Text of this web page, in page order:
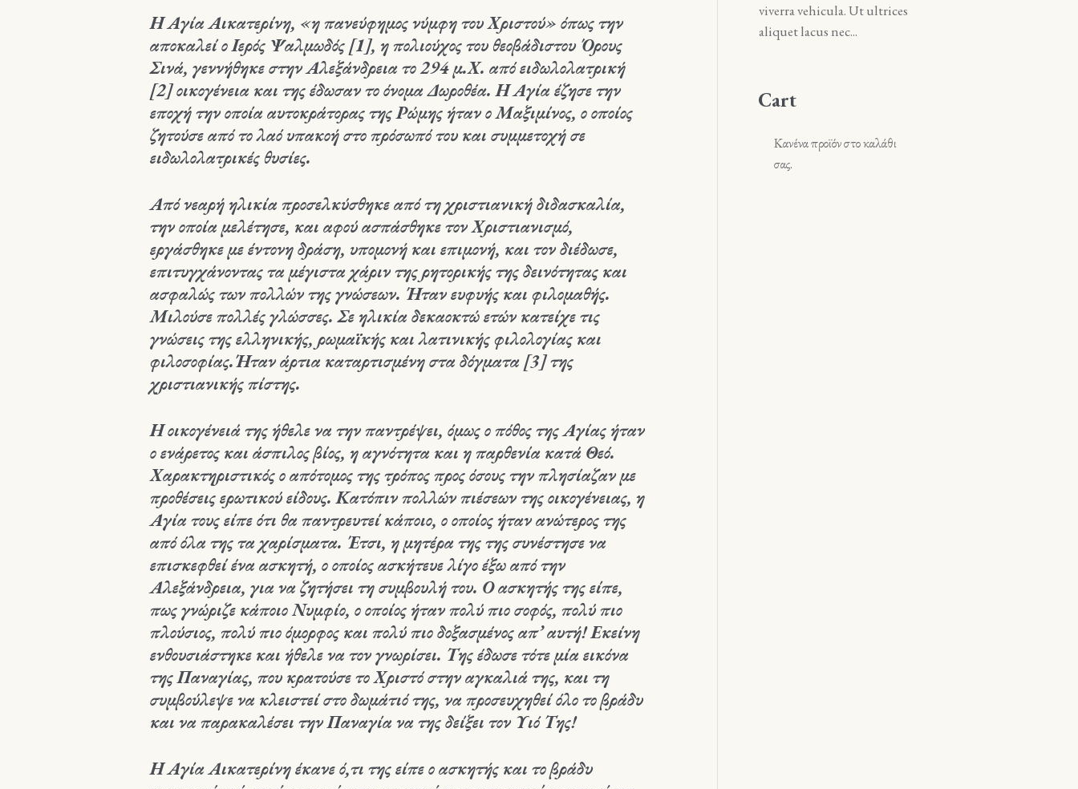
Η Αγία Αικατερίνη, «η πανεύφημος νύμφη του Χριστού» όπως την
αποκαλεί ο Ιερός Ψαλμωδός [1], η πολιούχος του θεοβάδιστου Όρους
Σινά, γεννήθηκε στην Αλεξάνδρεια το 294 μ.Χ. από ειδωλολατρική
[2] οικογένεια και της έδωσαν το όνομα Δωροθέα. Η Αγία έζησε την
εποχή την οποία αυτοκράτορας της Ρώμης ήταν ο Μαξιμίνος, ο οποίος
ζητούσε από το λαό υπακοή στο πρόσωπό του και συμμετοχή σε
ειδωλολατρικές θυσίες.
Από νεαρή ηλικία προσελκύσθηκε από τη χριστιανική διδασκαλία,
την οποία μελέτησε, και αφού ασπάσθηκε τον Χριστιανισμό,
εργάσθηκε με έντονη δράση, υπομονή και επιμονή, και τον διέδωσε,
επιτυγχάνοντας τα μέγιστα χάριν της ρητορικής της δεινότητας και
ασφαλώς των πολλών της γνώσεων. Ήταν ευφυής και φιλομαθής.
Μιλούσε πολλές γλώσσες. Σε ηλικία δεκαοκτώ ετών κατείχε τις
γνώσεις της ελληνικής, ρωμαϊκής και λατινικής φιλολογίας και
φιλοσοφίας.Ήταν άρτια καταρτισμένη στα δόγματα [3] της
χριστιανικής πίστης.
Η οικογένειά της ήθελε να την παντρέψει, όμως ο πόθος της Αγίας ήταν
ο ενάρετος και άσπιλος βίος, η αγνότητα και η παρθενία κατά Θεό.
Χαρακτηριστικός ο απότομος της τρόπος προς όσους την πλησίαζαν με
προθέσεις ερωτικού είδους. Κατόπιν πολλών πιέσεων της οικογένειας, η
Αγία τους είπε ότι θα παντρευτεί κάποιο, ο οποίος ήταν ανώτερος της
από όλα της τα χαρίσματα. Έτσι, η μητέρα της της συνέστησε να
επισκεφθεί ένα ασκητή, ο οποίος ασκήτευε λίγο έξω από την
Αλεξάνδρεια, για να ζητήσει τη συμβουλή του. Ο ασκητής της είπε,
πως γνώριζε κάποιο Νυμφίο, ο οποίος ήταν πολύ πιο σοφός, πολύ πιο
πλούσιος, πολύ πιο όμορφος και πολύ πιο δοξασμένος απ’ αυτή! Εκείνη
ενθουσιάστηκε και ήθελε να τον γνωρίσει. Της έδωσε τότε μία εικόνα
της Παναγίας, που κρατούσε το Χριστό στην αγκαλιά της, και τη
συμβούλεψε να κλειστεί στο δωμάτιό της, να προσευχηθεί όλο το βράδυ
και να παρακαλέσει την Παναγία να της δείξει τον Υιό Της!
Η Αγία Αικατερίνη έκανε ό,τι της είπε ο ασκητής και το βράδυ
viverra vehicula. Ut ultrices
aliquet lacus nec...
Cart
Κανένα προϊόν στο καλάθι
σας.